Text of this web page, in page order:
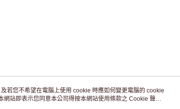
客服資訊
若您不希望在電腦上使用 cookie 時應如何變更電腦的 cookie
網站即表示您同意本公司得按本網站使用條款之 Cookie 聲明